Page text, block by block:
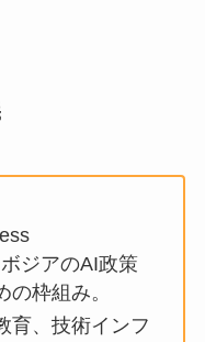
ジアのAI政策
枠組み。
育、技術インフ